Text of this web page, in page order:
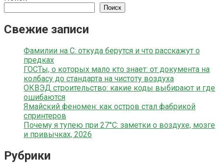
Поиск
Свежие записи
Фамилии на С: откуда берутся и что расскажут о
предках
ГОСТы, о которых мало кто знает: от документа на
колбасу до стандарта на чистоту воздуха
ОКВЭД строительство: какие коды выбирают и где
ошибаются
Ямайский феномен: как остров стал фабрикой
спринтеров
Почему я тупею при 27°C: заметки о воздухе, мозге
и привычках, 2026
Рубрики